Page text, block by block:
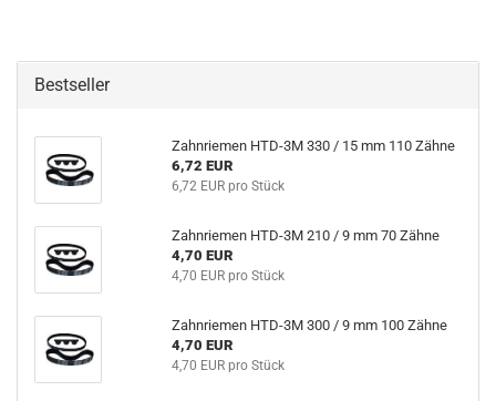
Bestseller
Zahnriemen HTD-3M 330 / 15 mm 110 Zähne
6,72 EUR
6,72 EUR pro Stück
Zahnriemen HTD-3M 210 / 9 mm 70 Zähne
4,70 EUR
4,70 EUR pro Stück
Zahnriemen HTD-3M 300 / 9 mm 100 Zähne
4,70 EUR
4,70 EUR pro Stück